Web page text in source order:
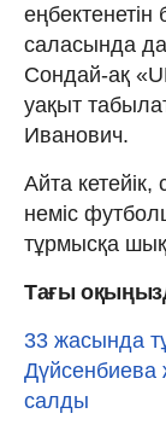
саласында
Сондай-ақ
уақыт
Иванович.
Айта кетейік,
неміс
тұрмысқа
Тағы
33 жасында
Дүйсенбиева
салды